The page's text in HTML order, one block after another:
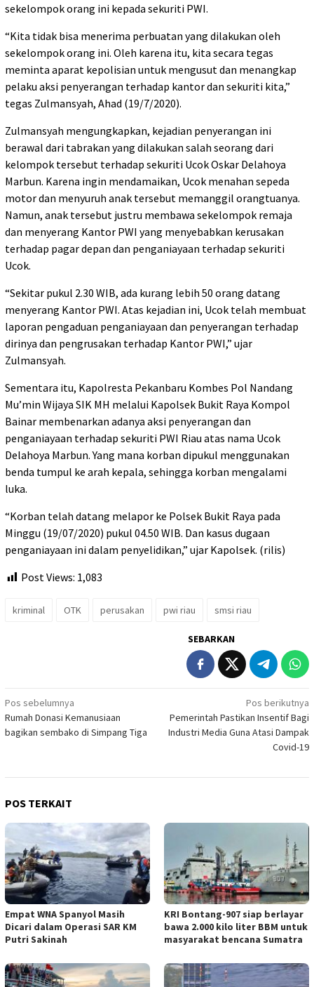
sekelompok orang ini kepada sekuriti PWI.
“Kita tidak bisa menerima perbuatan yang dilakukan oleh
sekelompok orang ini. Oleh karena itu, kita secara tegas
meminta aparat kepolisian untuk mengusut dan menangkap
pelaku aksi penyerangan terhadap kantor dan sekuriti kita,”
tegas Zulmansyah, Ahad (19/7/2020).
Zulmansyah mengungkapkan, kejadian penyerangan ini
berawal dari tabrakan yang dilakukan salah seorang dari
kelompok tersebut terhadap sekuriti Ucok Oskar Delahoya
Marbun. Karena ingin mendamaikan, Ucok menahan sepeda
motor dan menyuruh anak tersebut memanggil orangtuanya.
Namun, anak tersebut justru membawa sekelompok remaja
dan menyerang Kantor PWI yang menyebabkan kerusakan
terhadap pagar depan dan penganiayaan terhadap sekuriti
Ucok.
“Sekitar pukul 2.30 WIB, ada kurang lebih 50 orang datang
menyerang Kantor PWI. Atas kejadian ini, Ucok telah membuat
laporan pengaduan penganiayaan dan penyerangan terhadap
dirinya dan pengrusakan terhadap Kantor PWI,” ujar
Zulmansyah.
Sementara itu, Kapolresta Pekanbaru Kombes Pol Nandang
Mu’min Wijaya SIK MH melalui Kapolsek Bukit Raya Kompol
Bainar membenarkan adanya aksi penyerangan dan
penganiayaan terhadap sekuriti PWI Riau atas nama Ucok
Delahoya Marbun. Yang mana korban dipukul menggunakan
benda tumpul ke arah kepala, sehingga korban mengalami
luka.
“Korban telah datang melapor ke Polsek Bukit Raya pada
Minggu (19/07/2020) pukul 04.50 WIB. Dan kasus dugaan
penganiayaan ini dalam penyelidikan,” ujar Kapolsek. (rilis)
Post Views: 1,083
kriminal OTK perusakan pwi riau smsi riau
SEBARKAN
Navigasi
pos
Pos sebelumnya
Rumah Donasi Kemanusiaan
bagikan sembako di Simpang Tiga
Pos berikutnya
Pemerintah Pastikan Insentif Bagi
Industri Media Guna Atasi Dampak
Covid-19
POS TERKAIT
Empat WNA Spanyol Masih
Dicari dalam Operasi SAR KM
Putri Sakinah
KRI Bontang-907 siap berlayar
bawa 2.000 kilo liter BBM untuk
masyarakat bencana Sumatra